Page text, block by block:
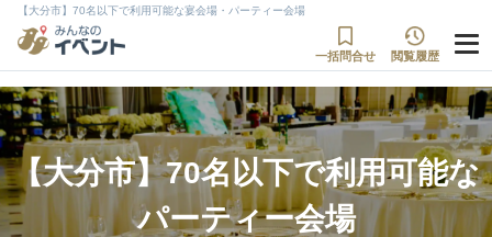
【大分市】70名以下で利用可能な宴会場・パーティー会場
一括問合せ 閲覧履歴
【大分市】70名以下で利用可能な
パーティー会場